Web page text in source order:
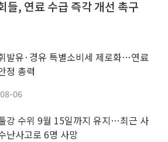
들, 연료 수급 즉각 개선 촉구
발유·경유 특별소비세 제로화…연료
정 총력
06
강 수위 9월 15일까지 유지…최근 사
난사고로 6명 사망